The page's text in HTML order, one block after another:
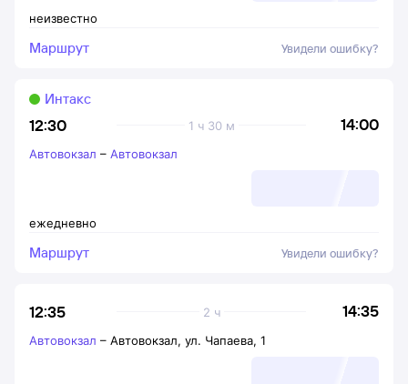
неизвестно
Маршрут Увидели ошибку?
12:30 14:00
1 ч 30 м
Интакс
ежедневно
Автовокзал – Автовокзал
Маршрут Увидели ошибку?
12:35 14:35
2 ч
Автовокзал – Автовокзал, ул. Чапаева, 1